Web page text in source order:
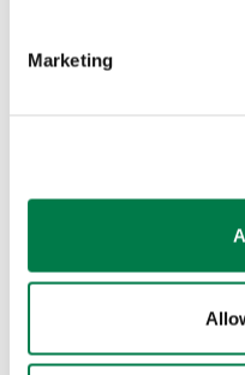
Marketing
regeneración
formación de